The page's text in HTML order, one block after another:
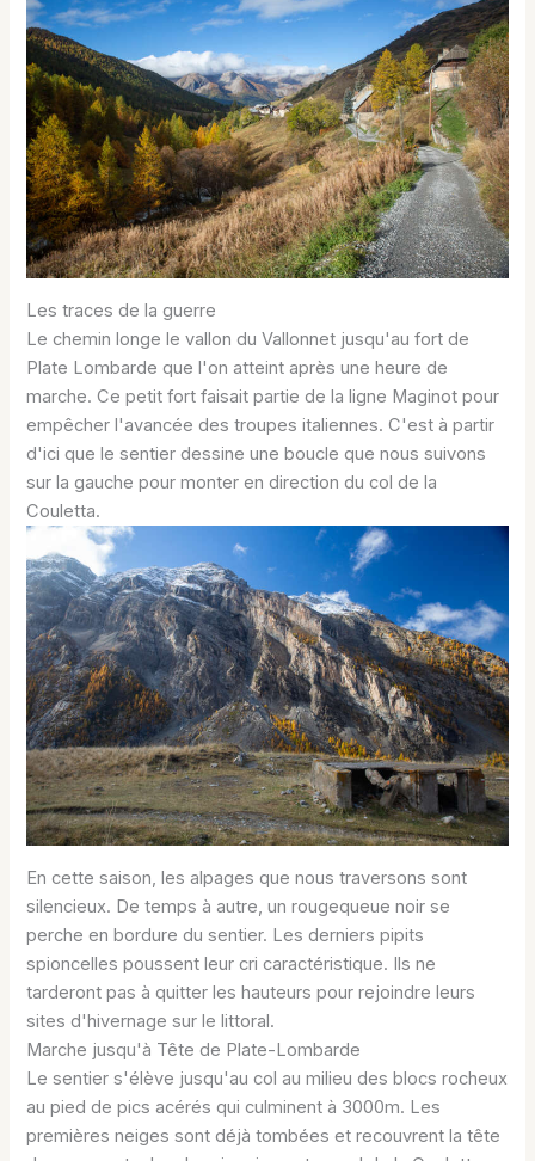
Les traces de la guerre
Le chemin longe le vallon du Vallonnet jusqu'au fort de
Plate Lombarde que l'on atteint après une heure de
marche. Ce petit fort faisait partie de la ligne Maginot pour
empêcher l'avancée des troupes italiennes. C'est à partir
d'ici que le sentier dessine une boucle que nous suivons
sur la gauche pour monter en direction du col de la
Couletta.
En cette saison, les alpages que nous traversons sont
silencieux. De temps à autre, un rougequeue noir se
perche en bordure du sentier. Les derniers pipits
spioncelles poussent leur cri caractéristique. Ils ne
tarderont pas à quitter les hauteurs pour rejoindre leurs
sites d'hivernage sur le littoral.
Marche jusqu'à Tête de Plate-Lombarde
Le sentier s'élève jusqu'au col au milieu des blocs rocheux
au pied de pics acérés qui culminent à 3000m. Les
premières neiges sont déjà tombées et recouvrent la tête